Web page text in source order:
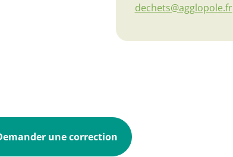
dechets@agglopole.fr
une correction